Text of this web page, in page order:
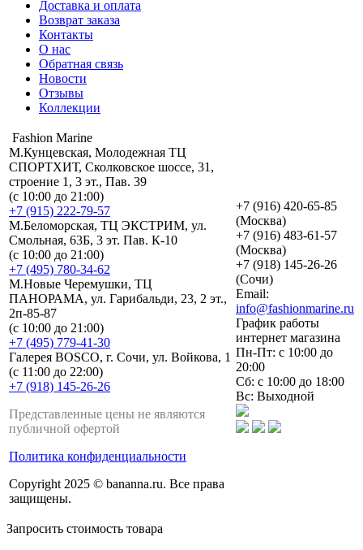
Доставка и оплата
Возврат заказа
Контакты
О нас
Обратная связь
Новости
Отзывы
Коллекции
Fashion Marine
М.Кунцевская, Молодежная ТЦ
СПОРТХИТ, Сколковское шоссе, 31,
строение 1, 3 эт., Пав. 39
(с 10:00 до 21:00)
+7 (915) 222-79-57
М.Беломорская, ТЦ ЭКСТРИМ, ул.
Смольная, 63Б, 3 эт. Пав. К-10
(с 10:00 до 21:00)
+7 (495) 780-34-62
М.Новые Черемушки, ТЦ
ПАНОРАМА, ул. Гарибальди, 23, 2 эт.,
2п-85-87
(с 10:00 до 21:00)
+7 (495) 779-41-30
Галерея BOSCO, г. Сочи, ул. Войкова, 1
(с 11:00 до 22:00)
+7 (918) 145-26-26
Представленные цены не являются
публичной офертой
Политика конфиденциальности
Copyright 2025 © bananna.ru. Все права
защищены.
+7 (916) 420-65-85
(Москва)
+7 (916) 483-61-57
(Москва)
+7 (918) 145-26-26
(Сочи)
Email:
info@fashionmarine.ru
График работы
интернет магазина
Пн-Пт: с 10:00 до
20:00
Сб: с 10:00 до 18:00
Вс: Выходной
Запросить стоимость товара